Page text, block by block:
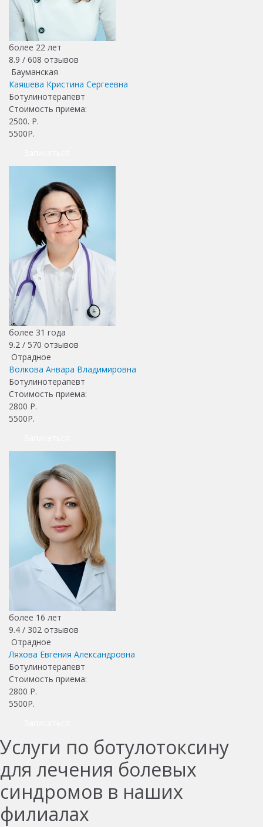
более 22 лет
8.9 / 608 отзывов
Бауманская
Каяшева Кристина Сергеевна
Ботулинотерапевт
Стоимость приема:
2500. Р.
5500Р.
более 31 года
9.2 / 570 отзывов
Отрадное
Волкова Анвара Владимировна
Ботулинотерапевт
Стоимость приема:
2800 Р.
5500Р.
более 16 лет
9.4 / 302 отзывов
Отрадное
Ляхова Евгения Александровна
Ботулинотерапевт
Стоимость приема:
2800 Р.
5500Р.
Услуги по ботулотоксину
для лечения болевых
синдромов в наших
филиалах